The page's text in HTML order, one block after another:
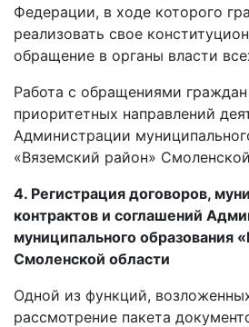
Федерации, в ходе которого
реализовать свое
обращение в органы власти
Работа с обращениями
приоритетных направлений
Администрации
«Вяземский район»
4. Регистрация договоров,
контрактов и соглашений
муниципального образования
Смоленской области
Одной из функций,
рассмотрение пакета